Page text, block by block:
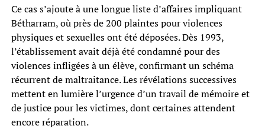
Ce cas s’ajoute à une longue liste d’affaires impliquant
Bétharram, où près de 200 plaintes pour violences
physiques et sexuelles ont été déposées. Dès 1993,
l’établissement avait déjà été condamné pour des
violences infligées à un élève, confirmant un schéma
récurrent de maltraitance. Les révélations successives
mettent en lumière l’urgence d’un travail de mémoire et
de justice pour les victimes, dont certaines attendent
encore réparation.